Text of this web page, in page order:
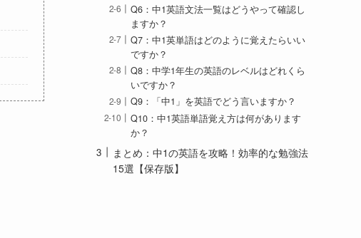
Q6：中1英語文法一覧はどうやって確認し
ますか？
Q7：中1英単語はどのように覚えたらいい
ですか？
Q8：中学1年生の英語のレベルはどれくら
いですか？
Q9：「中1」を英語でどう言いますか？
Q10：中1英語単語覚え方は何があります
か？
まとめ：中1の英語を攻略！効率的な勉強法
15選【保存版】